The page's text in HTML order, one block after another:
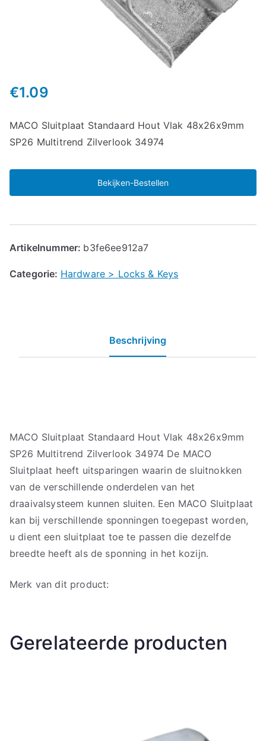
€1.09
MACO Sluitplaat Standaard Hout Vlak 48x26x9mm
SP26 Multitrend Zilverlook 34974
Bekijken-Bestellen
Artikelnummer: b3fe6ee912a7
Categorie: Hardware > Locks & Keys
Beschrijving
MACO Sluitplaat Standaard Hout Vlak 48x26x9mm
SP26 Multitrend Zilverlook 34974 De MACO
Sluitplaat heeft uitsparingen waarin de sluitnokken
van de verschillende onderdelen van het
draaivalsysteem kunnen sluiten. Een MACO Sluitplaat
kan bij verschillende sponningen toegepast worden,
u dient een sluitplaat toe te passen die dezelfde
breedte heeft als de sponning in het kozijn.
Merk van dit product:
Gerelateerde producten